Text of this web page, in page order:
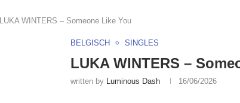
LUKA WINTERS – Someone Like You
BELGISCH SINGLES
LUKA WINTERS –
written by Luminous Dash 16/06/2026